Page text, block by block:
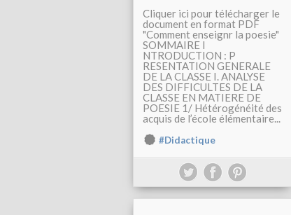
Cliquer ici pour télécharger le
document en format PDF
"Comment enseignr la poesie"
SOMMAIRE I
NTRODUCTION : P
RESENTATION GENERALE
DE LA CLASSE I. ANALYSE
DES DIFFICULTES DE LA
CLASSE EN MATIERE DE
POESIE 1/ Hétérogénéité des
acquis de l’école élémentaire...
#Didactique